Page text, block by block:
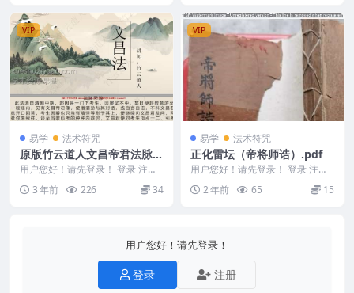
VIP
易学 法术符咒
原版竹云道人文昌帝君法脉上
部视频+教学文档 17道法术课
程
用户您好！请先登录！ 登录 注册
竹云道人文昌帝君法脉上部视频
+文档(原版) Y...
3 年前 226 34
VIP
易学 法术符咒
正化雷坛（帝将师诰）.pdf
用户您好！请先登录！ 登录 注册
正化雷坛（帝将师诰）.pdf 24050
37-...2 年前 65 15
用户您好！请先登录！
登录 注册